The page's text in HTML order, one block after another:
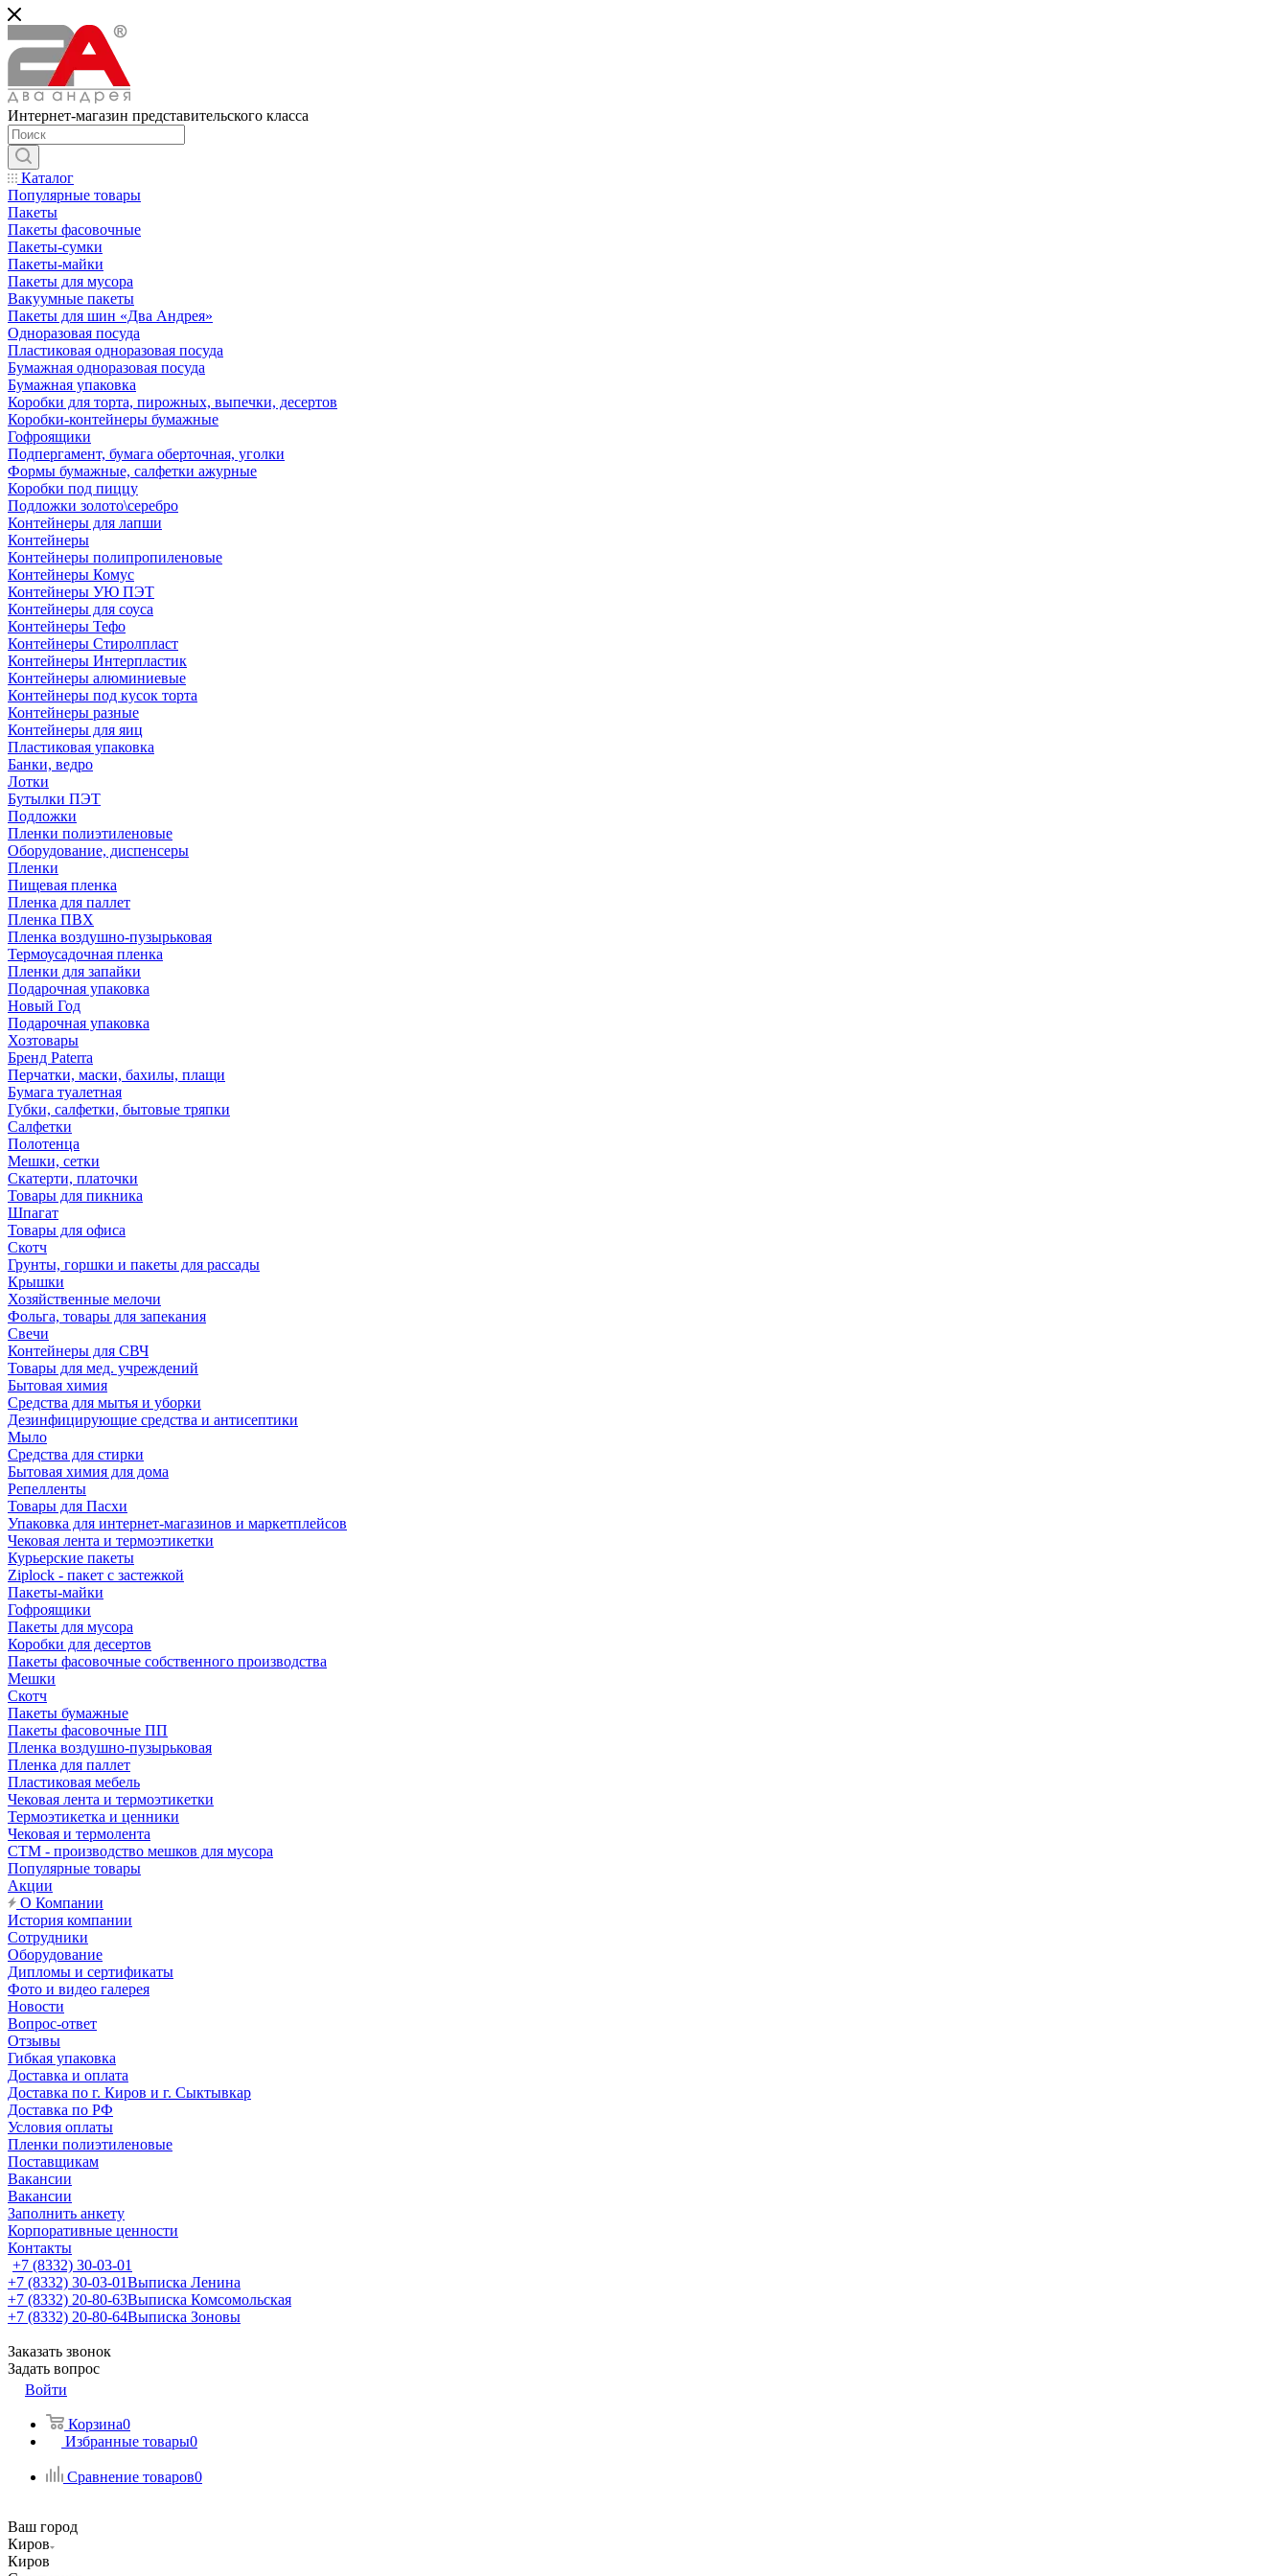
Интернет-магазин представительского класса
Каталог
Популярные товары
Пакеты
Пакеты фасовочные
Пакеты-сумки
Пакеты-майки
Пакеты для мусора
Вакуумные пакеты
Пакеты для шин «Два Андрея»
Одноразовая посуда
Пластиковая одноразовая посуда
Бумажная одноразовая посуда
Бумажная упаковка
Коробки для торта, пирожных, выпечки, десертов
Коробки-контейнеры бумажные
Гофроящики
Подпергамент, бумага оберточная, уголки
Формы бумажные, салфетки ажурные
Коробки под пиццу
Подложки золото\серебро
Контейнеры для лапши
Контейнеры
Контейнеры полипропиленовые
Контейнеры Комус
Контейнеры УЮ ПЭТ
Контейнеры для соуса
Контейнеры Тефо
Контейнеры Стиролпласт
Контейнеры Интерпластик
Контейнеры алюминиевые
Контейнеры под кусок торта
Контейнеры разные
Контейнеры для яиц
Пластиковая упаковка
Банки, ведро
Лотки
Бутылки ПЭТ
Подложки
Пленки полиэтиленовые
Оборудование, диспенсеры
Пленки
Пищевая пленка
Пленка для паллет
Пленка ПВХ
Пленка воздушно-пузырьковая
Термоусадочная пленка
Пленки для запайки
Подарочная упаковка
Новый Год
Подарочная упаковка
Хозтовары
Бренд Paterra
Перчатки, маски, бахилы, плащи
Бумага туалетная
Губки, салфетки, бытовые тряпки
Салфетки
Полотенца
Мешки, сетки
Скатерти, платочки
Товары для пикника
Шпагат
Товары для офиса
Скотч
Грунты, горшки и пакеты для рассады
Крышки
Хозяйственные мелочи
Фольга, товары для запекания
Свечи
Контейнеры для СВЧ
Товары для мед. учреждений
Бытовая химия
Средства для мытья и уборки
Дезинфицирующие средства и антисептики
Мыло
Средства для стирки
Бытовая химия для дома
Репелленты
Товары для Пасхи
Упаковка для интернет-магазинов и маркетплейсов
Чековая лента и термоэтикетки
Курьерские пакеты
Ziplock - пакет с застежкой
Пакеты-майки
Гофроящики
Пакеты для мусора
Коробки для десертов
Пакеты фасовочные собственного производства
Мешки
Скотч
Пакеты бумажные
Пакеты фасовочные ПП
Пленка воздушно-пузырьковая
Пленка для паллет
Пластиковая мебель
Чековая лента и термоэтикетки
Термоэтикетка и ценники
Чековая и термолента
СТМ - производство мешков для мусора
Популярные товары
Акции
О Компании
История компании
Сотрудники
Оборудование
Дипломы и сертификаты
Фото и видео галерея
Новости
Вопрос-ответ
Отзывы
Гибкая упаковка
Доставка и оплата
Доставка по г. Киров и г. Сыктывкар
Доставка по РФ
Условия оплаты
Пленки полиэтиленовые
Поставщикам
Вакансии
Вакансии
Заполнить анкету
Корпоративные ценности
Контакты
+7 (8332) 30-03-01
+7 (8332) 30-03-01Выписка Ленина
+7 (8332) 20-80-63Выписка Комсомольская
+7 (8332) 20-80-64Выписка Зоновы
Заказать звонок
Задать вопрос
Войти
Корзина0
Избранные товары0
Сравнение товаров0
Ваш город
Киров
Киров